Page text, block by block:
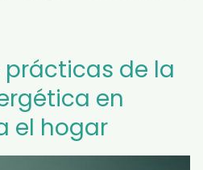
de la
en
el hogar